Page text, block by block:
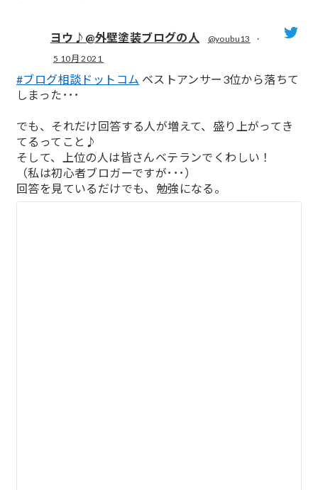
ヨウ♪@外壁塗装ブログの人 @youbu13
·
5 10月 2021
#ブログ相談ドットコム ベストアンサー3位から落ちて
しまった･･･
でも、それだけ回答する人が増えて、盛り上がってき
てるってこと♪
そして、上位の人は皆さんベテランでくわしい！
（私は初心者ブロガーですが･･･）
回答を見ているだけでも、勉強になる。